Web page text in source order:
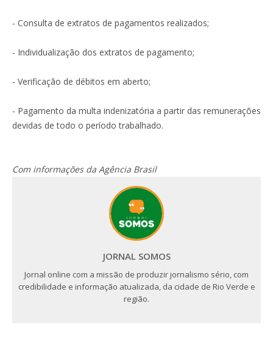
- Consulta de extratos de pagamentos realizados;
- Individualização dos extratos de pagamento;
- Verificação de débitos em aberto;
- Pagamento da multa indenizatória a partir das remunerações
devidas de todo o período trabalhado.
Com informações da Agência Brasil
JORNAL SOMOS
Jornal online com a missão de produzir jornalismo sério, com
credibilidade e informação atualizada, da cidade de Rio Verde e
região.